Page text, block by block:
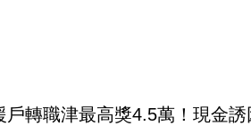
戶轉職津最高獎4.5萬！現金